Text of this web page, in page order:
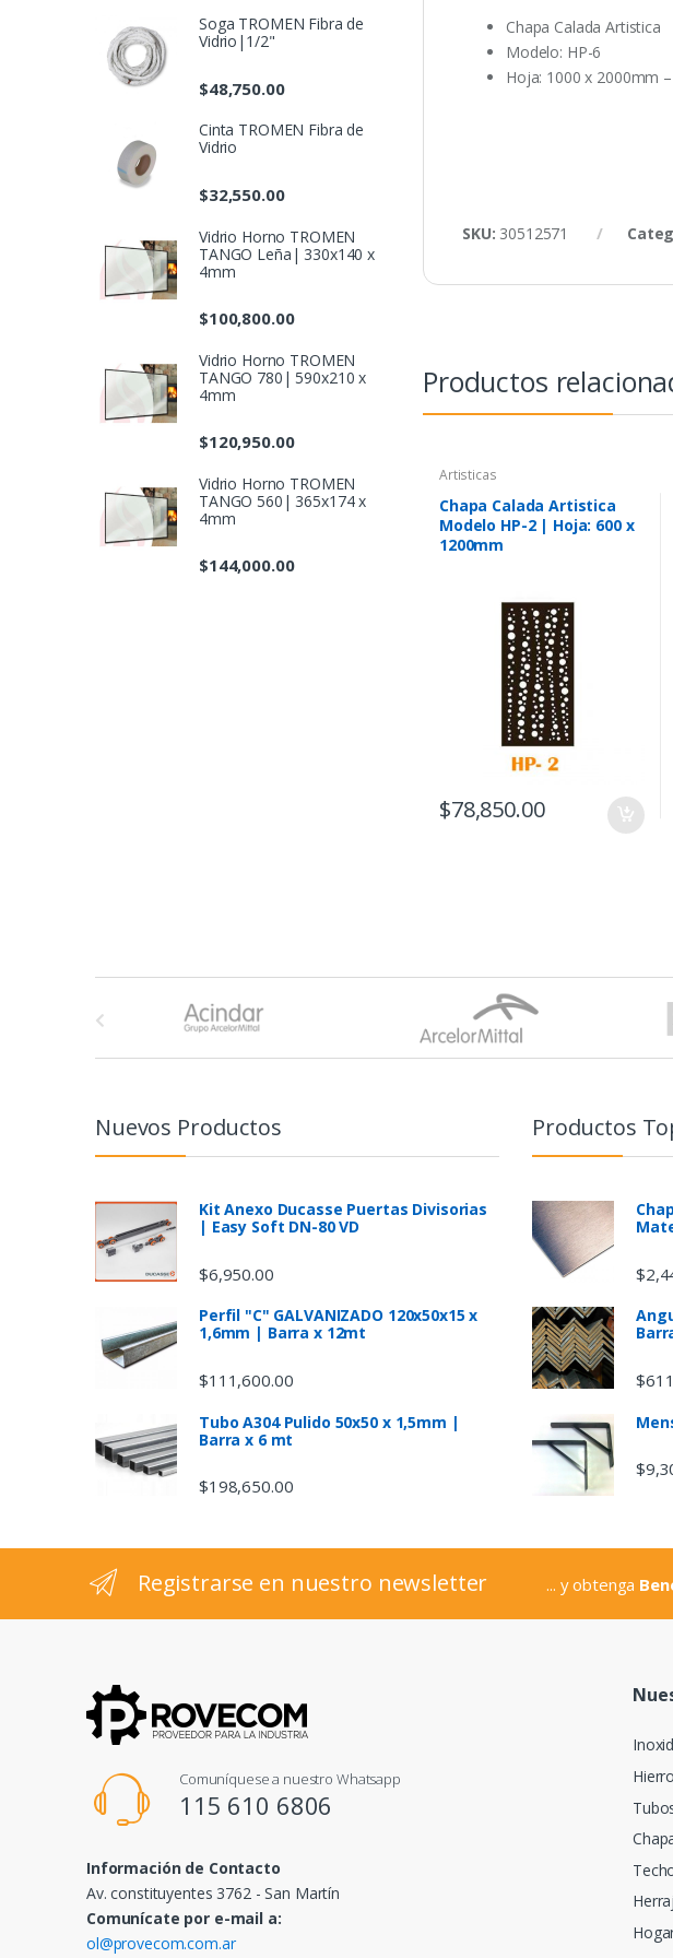
Chapa Calada Artistica
Modelo: HP-6
Hoja: 1000 x 2000mm
SKU: 30512571
Productos
Artisticas
Chapa Calada Artistica
Modelo HP-2 | Hoja: 600 x
1200mm
$78,850.00
Soga TROMEN Fibra de
Vidrio|1/2"
$48,750.00
Cinta TROMEN Fibra de
Vidrio
$32,550.00
Vidrio Horno TROMEN
TANGO Leña| 330x140 x
4mm
$100,800.00
Vidrio Horno TROMEN
TANGO 780| 590x210 x
4mm
$120,950.00
Vidrio Horno TROMEN
TANGO 560| 365x174 x
4mm
$144,000.00
Nuevos Productos
Kit Anexo Ducasse Puertas Divisorias
| Easy Soft DN-80 VD
$6,950.00
Perfil "C" GALVANIZADO 120x50x15 x
1,6mm | Barra x 12mt
$111,600.00
Tubo A304 Pulido 50x50 x 1,5mm |
Barra x 6 mt
$198,650.00
Productos
$
$
$
Registrarse en nuestro newsletter ... y obtenga
Comuníquese a nuestro Whatsapp
115 610 6806
Información de Contacto
Av. constituyentes 3762 - San Martín
Comunícate por e-mail a:
ol@provecom.com.ar